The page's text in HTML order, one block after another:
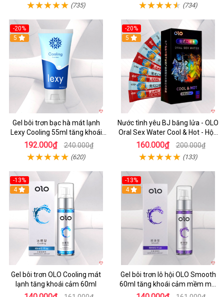
(735) (734)
-20%
Hot
5
Gel bôi trơn bạc hà mát lạnh
Lexy Cooling 55ml tăng khoái
cảm
192.000₫ 240.000₫
(620)
-20%
Hot
5
Nước tình yêu BJ băng lửa - OLO
Oral Sex Water Cool & Hot - Hộp
4 cặp
160.000₫ 200.000₫
(133)
-13%
Hot
4
Gel bôi trơn OLO Cooling mát
lạnh tăng khoái cảm 60ml
-13%
Hot
4
Gel bôi trơn lô hội OLO Smooth
60ml tăng khoái cảm mềm mại
an toàn